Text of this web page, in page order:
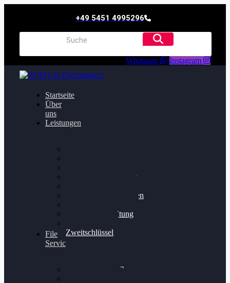
+49 5451 4995296
Whatsapp Instagram
Startseite
Über
uns
Leistungen
Getriebeoptimierung
Bremsscheiben planen
Felgenaufbereitung
Zweitschlüssel
File
Service
Alientech Kess3